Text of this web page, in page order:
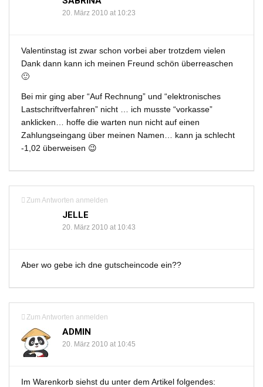
20. März 2010 at 10:23
Valentinstag ist zwar schon vorbei aber trotzdem vielen
Dank dann kann ich meinen Freund schön überreaschen
🙂
Bei mir ging aber “Auf Rechnung” und “elektronisches
Lastschriftverfahren” nicht … ich musste “vorkasse”
anklicken… hoffe die warten nun nicht auf einen
Zahlungseingang über meinen Namen… kann ja schlecht
-1,02 überweisen 😉
Zum Antworten anmelden
JELLE
20. März 2010 at 10:43
Aber wo gebe ich dne gutscheincode ein??
Zum Antworten anmelden
ADMIN
20. März 2010 at 10:45
Im Warenkorb siehst du unter dem Artikel folgendes: